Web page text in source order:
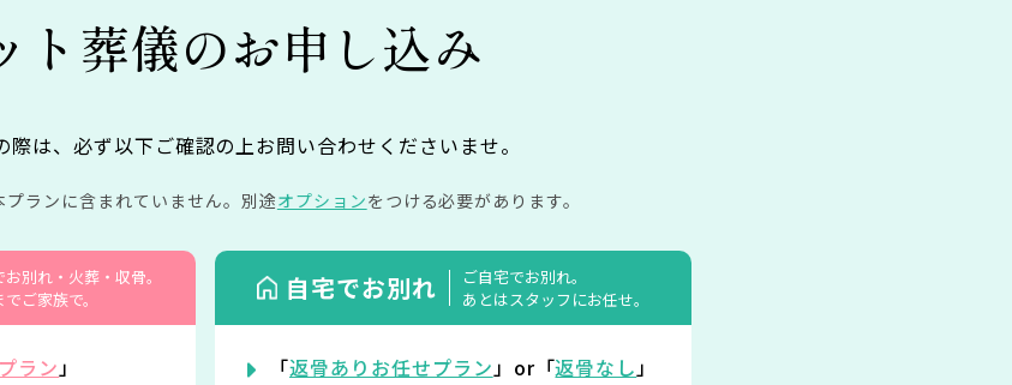
ト葬儀のお申し込み
際は、必ず以下ご確認の上お問い合わせくださいませ。
ランに含まれていません。 別途オプションをつける必要があります。
別れ・火葬・収骨。
ご家族で。
ラン」
自宅でお別れ
ご自宅でお別れ。
あとはスタッフにお任せ。
「返骨ありお任せプラン」or「返骨なし」